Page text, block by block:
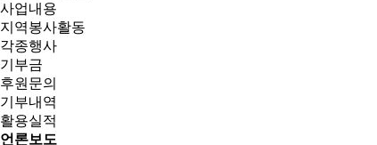
사업내용
지역봉사활동
각종행사
기부금
후원문의
기부내역
활용실적
언론보도